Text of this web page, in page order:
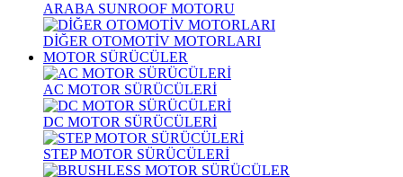
ARABA SUNROOF MOTORU
DİĞER OTOMOTİV MOTORLARI
MOTOR SÜRÜCÜLER
AC MOTOR SÜRÜCÜLERİ
DC MOTOR SÜRÜCÜLERİ
STEP MOTOR SÜRÜCÜLERİ